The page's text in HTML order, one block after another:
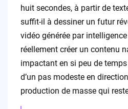
huit secondes, à partir de
suffit-il à dessiner un futur
vidéo générée par
réellement créer un contenu
impactant en si peu de
d’un pas modeste en
production de masse qui